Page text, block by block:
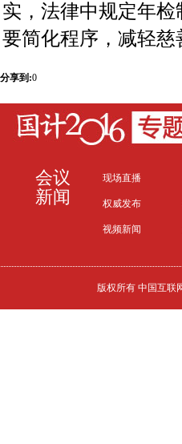
实，法律中规定年
要简化程序，减轻
分享到:0